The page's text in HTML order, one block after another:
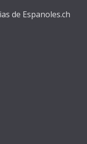
de Espanoles.ch